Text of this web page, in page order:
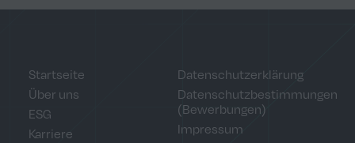
Startseite
Über uns
ESG
Karriere
Datenschutzerklärung
Datenschutzbestimmungen
(Bewerbungen)
Impressum